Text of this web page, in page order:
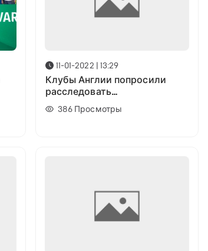
11-01-2022 | 13:29
Клубы Англии попросили
расследовать
обстоятельства переноса
матча «Ливерпуль» -
386 Просмотры